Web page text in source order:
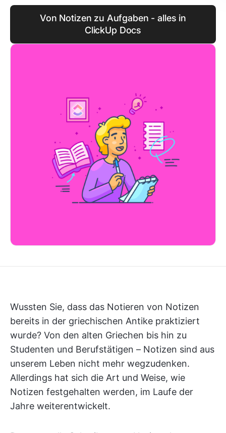
Von Notizen zu Aufgaben - alles in
ClickUp Docs
Wussten Sie, dass das Notieren von Notizen
bereits in der griechischen Antike praktiziert
wurde? Von den alten Griechen bis hin zu
Studenten und Berufstätigen – Notizen sind aus
unserem Leben nicht mehr wegzudenken.
Allerdings hat sich die Art und Weise, wie
Notizen festgehalten werden, im Laufe der
Jahre weiterentwickelt.